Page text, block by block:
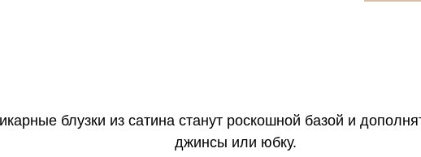
блузки из сатина станут роскошной базой и
джинсы или юбку.